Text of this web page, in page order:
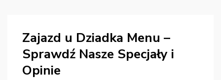
Zajazd u Dziadka Menu –
Sprawdź Nasze Specjały i
Opinie